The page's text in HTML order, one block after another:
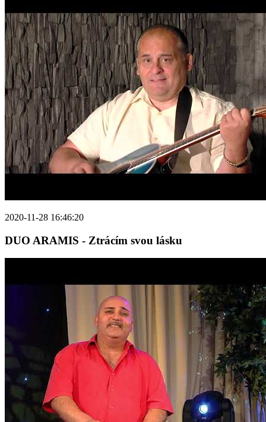
2020-11-28 16:46:20
DUO ARAMIS - Ztrácím svou lásku